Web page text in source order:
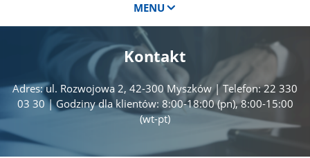
MENU
Kontakt
Adres: ul. Rozwojowa 2, 42-300 Myszków | Telefon: 22 330
03 30 | Godziny dla klientów: 8:00-18:00 (pn), 8:00-15:00
(wt-pt)